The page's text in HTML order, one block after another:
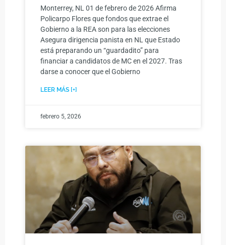
Monterrey, NL 01 de febrero de 2026 Afirma
Policarpo Flores que fondos que extrae el
Gobierno a la REA son para las elecciones
Asegura dirigencia panista en NL que Estado
está preparando un “guardadito” para
financiar a candidatos de MC en el 2027. Tras
darse a conocer que el Gobierno
LEER MÁS [+]
febrero 5, 2026